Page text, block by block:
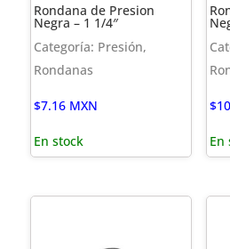
Rondana de Presion
Negra – 1 1/4″
Categoría: Presión,
Rondanas
$7.16 MXN
En stock
$
En